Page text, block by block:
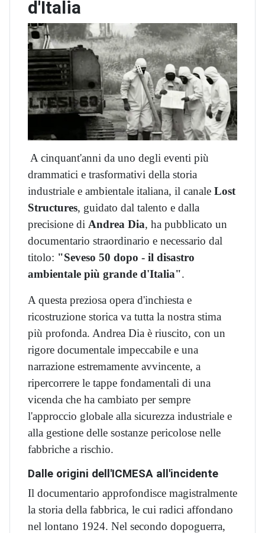
d'Italia
A cinquant'anni da uno degli eventi più
drammatici e trasformativi della storia
industriale e ambientale italiana, il canale Lost
Structures, guidato dal talento e dalla
precisione di Andrea Dia, ha pubblicato un
documentario straordinario e necessario dal
titolo: "Seveso 50 dopo - il disastro
ambientale più grande d'Italia".
A questa preziosa opera d'inchiesta e
ricostruzione storica va tutta la nostra stima
più profonda. Andrea Dia è riuscito, con un
rigore documentale impeccabile e una
narrazione estremamente avvincente, a
ripercorrere le tappe fondamentali di una
vicenda che ha cambiato per sempre
l'approccio globale alla sicurezza industriale e
alla gestione delle sostanze pericolose nelle
fabbriche a rischio.
Dalle origini dell'ICMESA all'incidente
Il documentario approfondisce magistralmente
la storia della fabbrica, le cui radici affondano
nel lontano 1924. Nel secondo dopoguerra,